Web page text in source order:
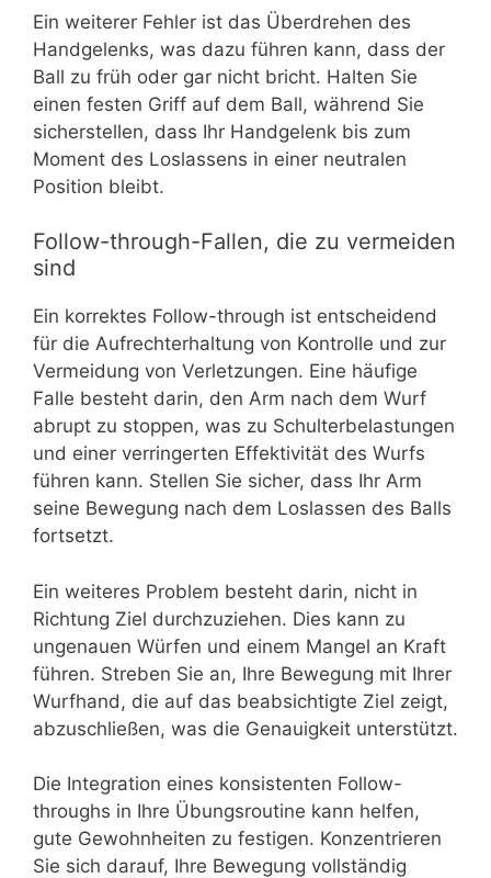
Ein weiterer Fehler ist das Überdrehen des
Handgelenks, was dazu führen kann, dass der
Ball zu früh oder gar nicht bricht. Halten Sie
einen festen Griff auf dem Ball, während Sie
sicherstellen, dass Ihr Handgelenk bis zum
Moment des Loslassens in einer neutralen
Position bleibt.
Follow-through-Fallen, die zu vermeiden
sind
Ein korrektes Follow-through ist entscheidend
für die Aufrechterhaltung von Kontrolle und zur
Vermeidung von Verletzungen. Eine häufige
Falle besteht darin, den Arm nach dem Wurf
abrupt zu stoppen, was zu Schulterbelastungen
und einer verringerten Effektivität des Wurfs
führen kann. Stellen Sie sicher, dass Ihr Arm
seine Bewegung nach dem Loslassen des Balls
fortsetzt.
Ein weiteres Problem besteht darin, nicht in
Richtung Ziel durchzuziehen. Dies kann zu
ungenauen Würfen und einem Mangel an Kraft
führen. Streben Sie an, Ihre Bewegung mit Ihrer
Wurfhand, die auf das beabsichtigte Ziel zeigt,
abzuschließen, was die Genauigkeit unterstützt.
Die Integration eines konsistenten Follow-
throughs in Ihre Übungsroutine kann helfen,
gute Gewohnheiten zu festigen. Konzentrieren
Sie sich darauf, Ihre Bewegung vollständig